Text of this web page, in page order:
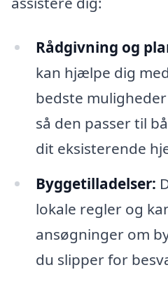
Rådgivning og
kan hjælpe dig
bedste
så den passer til
dit eksisterende
Byggetilladelser:
lokale regler og
ansøgninger om
du slipper for